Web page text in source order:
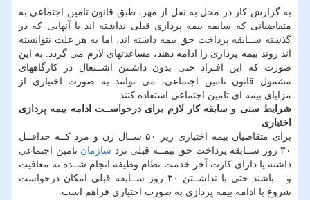
به گزارش كار در محل به نقل از مهر، طبق قانون تامین اجتماعی به
متقاضیانی كه سابقه بیمه پردازی قبلی نداشته اند یا آنهایی كه در
گذشته ســابقه پرداخت حق بیمه داشته اند، اما به هر علت نتوانسته
اند روند بیمه پردازی را ادامه دهند، مساعدتهای لازم می گردد. به این
صورت كه این افـراد حتی بدون داشـتن اشــتغال در كارگاههای
مشمول قانون تامین اجتماعی، می توانند به صورت اختیاری از
مزایای بیمه ای تامین اجتماعی استفاده كنند.
شرایط سنی و سابقه كار لازم برای درخواســت ادامه بیمه پردازی
اختیاری
برای متقاضیان بیمه اختیاری زیر ۵۰ ســال زن و مرد كــه حداقــل
۳۰ روز ســابقه پرداخت حق بیمــه قبلی نزد
سازمان تامین اجتماعی
داشته یا دارای كارت آخر خدمت نظام وظیفه انجام شــده نه معافیت
و... باشند حتی با نداشــتن ۳۰ روز ســابقه قبلی امكان درخواست
شروع یا ادامه بیمه پردازی به صورت اختیاری فراهم است.